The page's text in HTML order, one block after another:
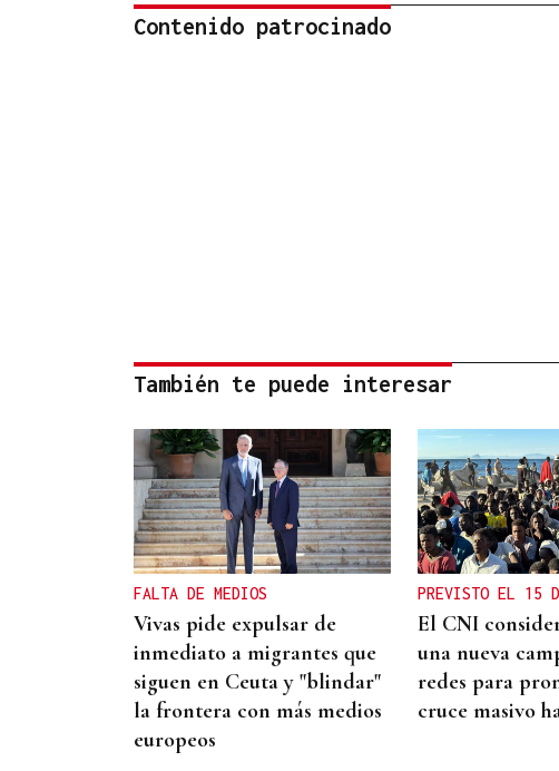
Contenido patrocinado
También te puede interesar
FALTA DE MEDIOS
Vivas pide expulsar de
inmediato a migrantes que
siguen en Ceuta y "blindar"
la frontera con más medios
europeos
PREVISTO EL 15
El CNI
una nueva
redes para
cruce masivo